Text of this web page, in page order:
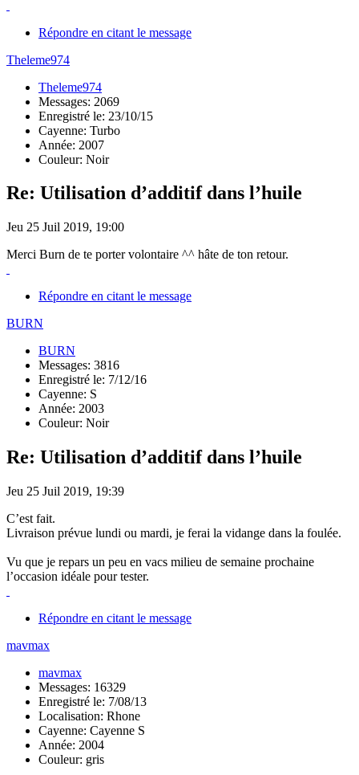
Répondre en citant le message
Theleme974
Theleme974
Messages: 2069
Enregistré le: 23/10/15
Cayenne: Turbo
Année: 2007
Couleur: Noir
Re: Utilisation d’additif dans l’huile
Jeu 25 Juil 2019, 19:00
Merci Burn de te porter volontaire ^^ hâte de ton retour.
Répondre en citant le message
BURN
BURN
Messages: 3816
Enregistré le: 7/12/16
Cayenne: S
Année: 2003
Couleur: Noir
Re: Utilisation d’additif dans l’huile
Jeu 25 Juil 2019, 19:39
C’est fait.
Livraison prévue lundi ou mardi, je ferai la vidange dans la foulée.
Vu que je repars un peu en vacs milieu de semaine prochaine
l’occasion idéale pour tester.
Répondre en citant le message
mavmax
mavmax
Messages: 16329
Enregistré le: 7/08/13
Localisation: Rhone
Cayenne: Cayenne S
Année: 2004
Couleur: gris